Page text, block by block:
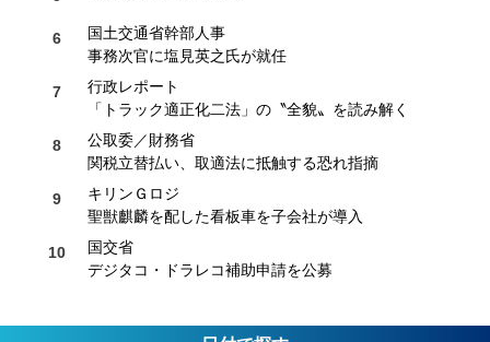
国土交通省幹部人事
事務次官に塩見英之氏が就任
行政レポート
「トラック適正化二法」の〝全貌〟を読み解く
公取委／財務省
関税立替払い、取適法に抵触する恐れ指摘
キリンＧロジ
聖獣麒麟を配した看板車を子会社が導入
国交省
デジタコ・ドラレコ補助申請を公募